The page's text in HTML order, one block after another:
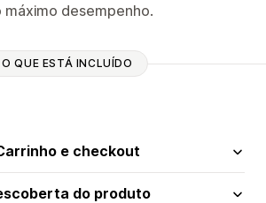
máximo desempenho.
O QUE ESTÁ INCLUÍDO
e checkout
do produto